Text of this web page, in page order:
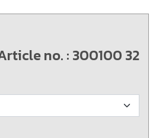
no. : 300100 32